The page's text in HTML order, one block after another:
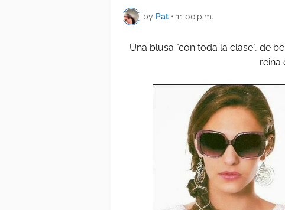
by Pat • 11:00 p.m.
Una blusa "con toda la clase", de
reina